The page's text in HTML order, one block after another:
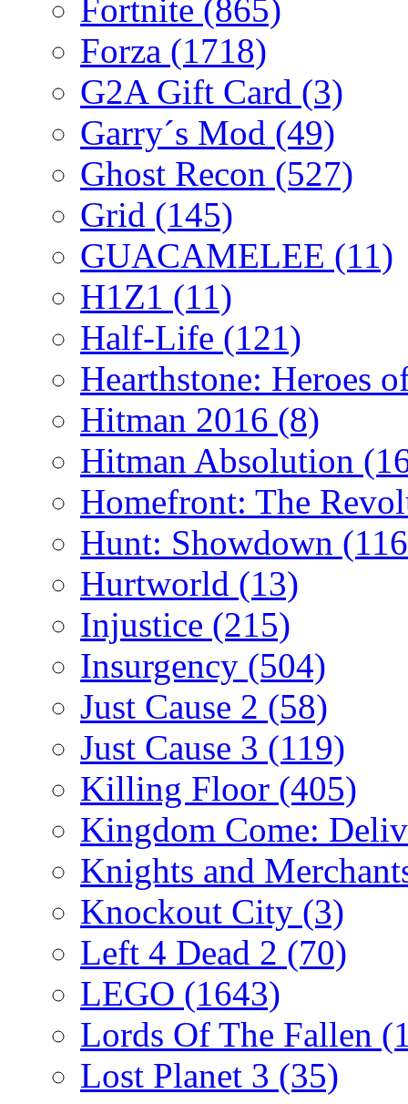
Fortnite (865)
Forza (1718)
G2A Gift Card (3)
Garry´s Mod (49)
Ghost Recon (527)
Grid (145)
GUACAMELEE (11)
H1Z1 (11)
Half-Life (121)
Hearthstone: Heroes
Hitman 2016 (8)
Hitman Absolution
Homefront: The
Hunt: Showdown
Hurtworld (13)
Injustice (215)
Insurgency (504)
Just Cause 2 (58)
Just Cause 3 (119)
Killing Floor (405)
Kingdom Come:
Knights and
Knockout City (3)
Left 4 Dead 2 (70)
LEGO (1643)
Lords Of The Fallen
Lost Planet 3 (35)